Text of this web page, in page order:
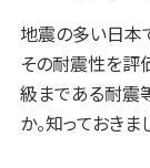
地震の多い日本
その耐震性を評
級まである耐震
か。知っておきま